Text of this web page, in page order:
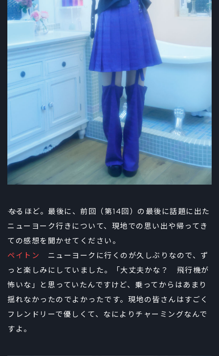
――なるほど。最後に、前回（第14回）の最後に話題に出た
ニューヨーク行きについて、現地での思い出や帰ってき
ての感想を聞かせてください。
ペイトン ニューヨークに行くのが久しぶりなので、ず
っと楽しみにしていました。「大丈夫かな？ 飛行機が
怖いな」と思っていたんですけど、乗ってからはあまり
揺れなかったのでよかったです。現地の皆さんはすごく
フレンドリーで優しくて、なによりチャーミングなんで
すよ。